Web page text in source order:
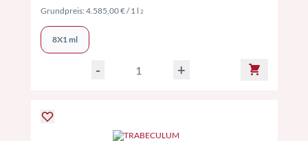
Grundpreis:4.585,00 €/ 1 l 2Preise inkl. MwSt. ggf. zzgl. Versand
8X1 ml
- +